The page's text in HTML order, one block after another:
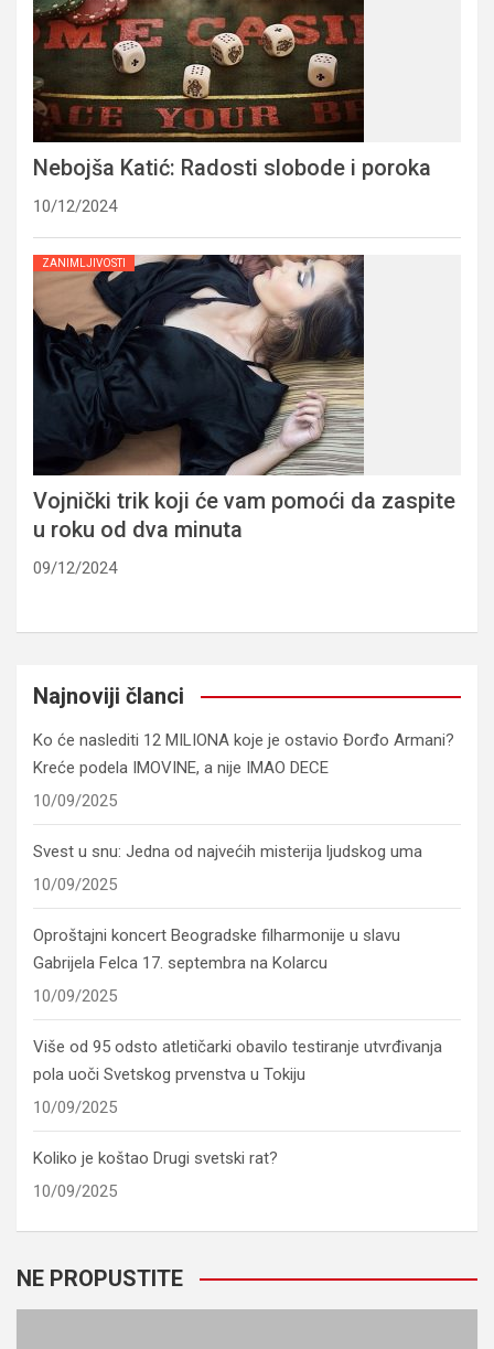
Nebojša Katić: Radosti slobode i poroka
10/12/2024
ZANIMLJIVOSTI
Vojnički trik koji će vam pomoći da zaspite
u roku od dva minuta
09/12/2024
Najnoviji članci
Ko će naslediti 12 MILIONA koje je ostavio Đorđo Armani?
Kreće podela IMOVINE, a nije IMAO DECE
10/09/2025
Svest u snu: Jedna od najvećih misterija ljudskog uma
10/09/2025
Oproštajni koncert Beogradske filharmonije u slavu
Gabrijela Felca 17. septembra na Kolarcu
10/09/2025
Više od 95 odsto atletičarki obavilo testiranje utvrđivanja
pola uoči Svetskog prvenstva u Tokiju
10/09/2025
Koliko je koštao Drugi svetski rat?
10/09/2025
NE PROPUSTITE